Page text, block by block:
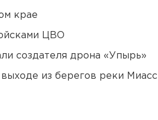
крае
ЦВО
создателя дрона «Упырь»
из берегов реки Миасс